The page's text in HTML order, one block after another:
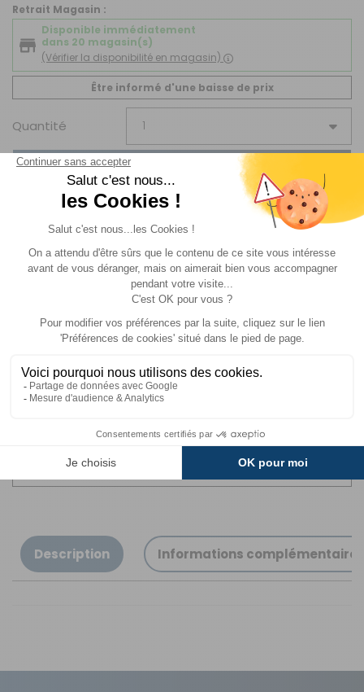
Retrait Magasin :
Disponible immédiatement
dans 20 magasin(s)
(Vérifier la disponibilité en magasin)
Être informé d'une baisse de prix
Quantité
AJOUTER AU PANIER
Livraison Standardpar Livraison en MAGASIN :
Offerte.
Livraison estimée entre le13/08 et le14/08
Livraison
Carte de fidélité
Paiement
Plusieurs fois
Description Informations complémentaires